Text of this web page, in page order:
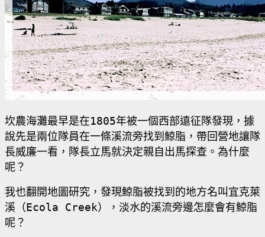
坎農海灘最早是在1805年被一個西部遠征隊發現，據
說先是兩位隊員在一條溪流旁找到鯨脂，帶回營地讓隊
長威廉一看，隊長立馬就決定親自出馬探查。為什麼
呢？
我也翻開地圖研究，發現鯨脂被找到的地方名叫宜克萊
溪（Ecola Creek），淡水的溪流旁邊怎麼會有鯨脂
呢？